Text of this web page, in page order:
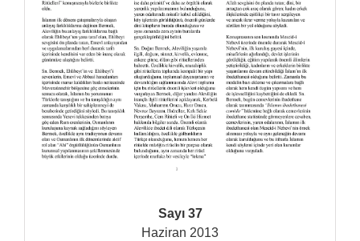
Sayı 37
Haziran 2013